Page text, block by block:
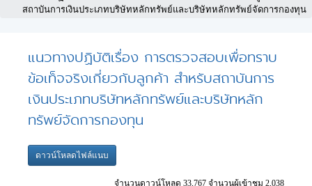
สถาบันการเงินประเภทบริษัทหลักทรัพย์และบริษัทหลักทรัพย์จัดการกองทุน
แนวทางปฏิบัติเรื่อง การตรวจสอบเพื่อทราบ
ข้อเท็จจริงเกี่ยวกับลูกค้า สำหรับสถาบันการ
เงินประเภทบริษัทหลักทรัพย์และบริษัทหลัก
ทรัพย์จัดการกองทุน
ดาวน์โหลดไฟล์แนบ
จำนวนดาวน์โหลด 33,767 จำนวนผู้เข้าชม 2,038